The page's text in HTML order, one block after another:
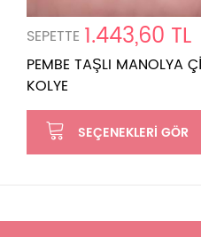
SEPETTE 1.443,60 TL
PEMBE TAŞLI MANOLYA
KOLYE
SEÇENEKLERI GÖR